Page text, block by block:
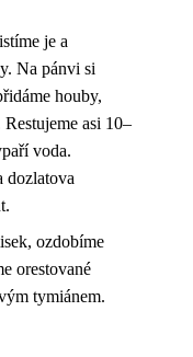
je a
Na pánvi si
houby,
asi 10–
voda.
dozlatova
ozdobíme
orestované
tymiánem.